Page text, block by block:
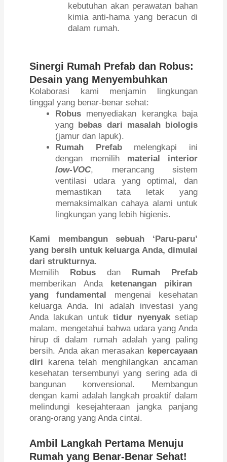
kebutuhan akan perawatan bahan
kimia anti-hama yang beracun di
dalam rumah.
Sinergi Rumah Prefab dan Robus:
Desain yang Menyembuhkan
Kolaborasi kami menjamin lingkungan
tinggal yang benar-benar sehat:
Robus menyediakan kerangka baja
yang bebas dari masalah biologis
(jamur dan lapuk).
Rumah Prefabmelengkapi ini
dengan memilih material interior
low-VOC, merancang sistem
ventilasi udara yang optimal, dan
memastikan tata letak yang
memaksimalkan cahaya alami untuk
lingkungan yang lebih higienis.
Kami membangun sebuah ‘Paru-paru’
yang bersih untuk keluarga Anda, dimulai
dari strukturnya.
Memilih Robus dan Rumah Prefab
memberikan Anda ketenangan pikiran
yang fundamental mengenai kesehatan
keluarga Anda. Ini adalah investasi yang
Anda lakukan untuktidur nyenyaksetiap
malam, mengetahui bahwa udara yang Anda
hirup di dalam rumah adalah yang paling
bersih. Anda akan merasakan kepercayaan
diri karena telah menghilangkan ancaman
kesehatan tersembunyi yang sering ada di
bangunan konvensional. Membangun
dengan kami adalah langkah proaktif dalam
melindungi kesejahteraan jangka panjang
orang-orang yang Anda cintai.
Ambil Langkah Pertama Menuju
Rumah yang Benar-Benar Sehat!